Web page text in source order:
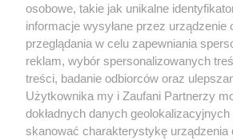
Partnerzy
osobowe, takie jak unikalne
informacje wysyłane przez urządzenie
przeglądania w celu zapewniania
reklam, wybór spersonalizowanych
treści, badanie odbiorców oraz
Użytkownika my i Zaufani Partnerzy
dokładnych danych
skanować charakterystykę urządzenia